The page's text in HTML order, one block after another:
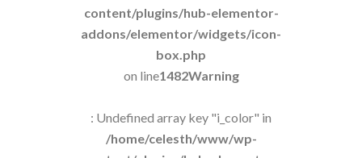
content/plugins/hub-elementor-
addons/elementor/widgets/icon-
box.php
on line1482Warning
: Undefined array key "i_color" in
/home/celesth/www/wp-